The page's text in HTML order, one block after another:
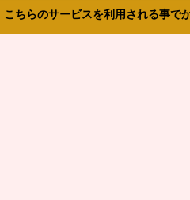
ちらのサービスを利用される事